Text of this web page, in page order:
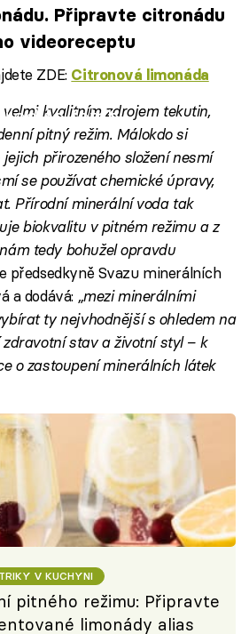
Připravte citronádu
videoreceptu
ZDE: Citronová limonáda
to fetch
kvalitním zdrojem tekutin,
pitný režim. Málokdo si
přirozeného složení nesmí
se používat chemické úpravy,
Přírodní minerální voda tak
biokvalitu v pitném režimu a z
tedy bohužel opravdu
předsedkyně Svazu minerálních
a dodává: „mezi minerálními
ty nejvhodnější s ohledem na
stav a životní styl – k
o zastoupení minerálních látek
V KUCHYNI
pitného režimu: Připravte
limonády alias